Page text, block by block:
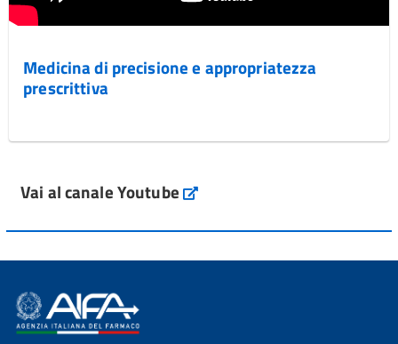
Medicina di precisione e appropriatezza
prescrittiva
Vai al canale Youtube